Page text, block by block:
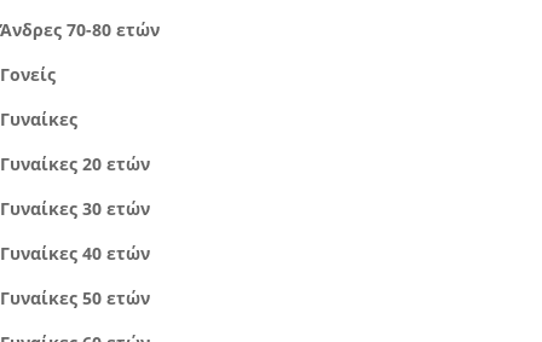
Άνδρες 70-80 ετών
Γονείς
Γυναίκες
Γυναίκες 20 ετών
Γυναίκες 30 ετών
Γυναίκες 40 ετών
Γυναίκες 50 ετών